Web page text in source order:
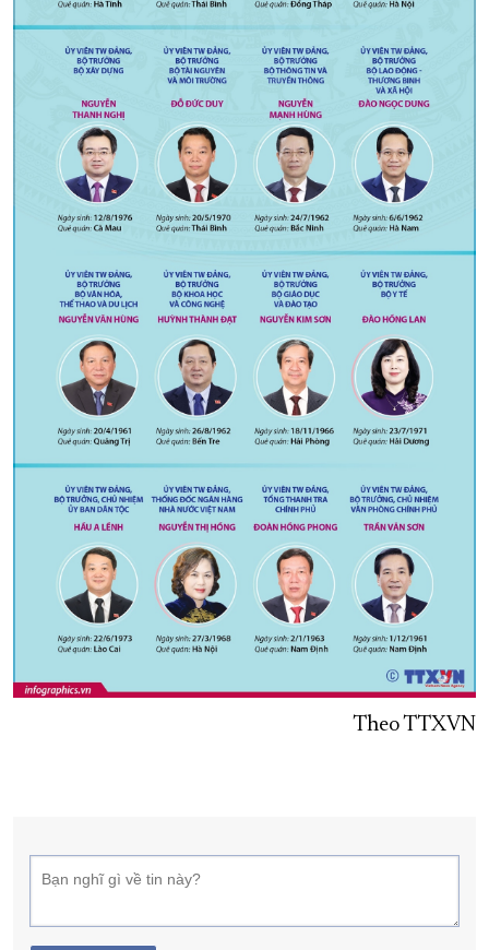
Theo TTXVN